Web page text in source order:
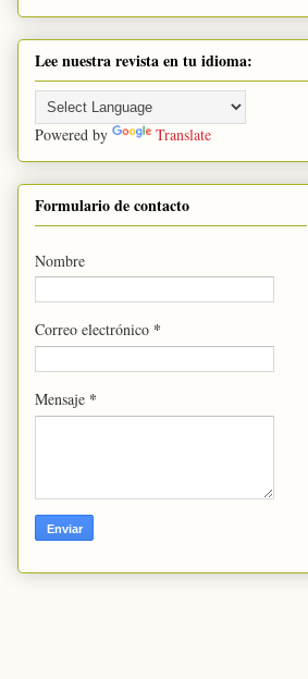
Lee nuestra revista en tu idioma:
Powered by Translate
Formulario de contacto
Nombre
Correo electrónico *
Mensaje *